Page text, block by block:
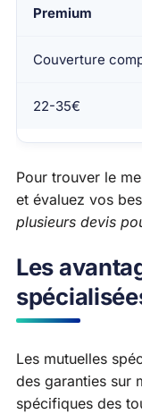
Premium
Couverture
22-35€
Pour trouver le
et évaluez vos
plusieurs devis
Les
Les mutuelles
des garanties sur
spécifiques des